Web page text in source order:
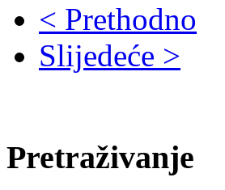
< Prethodno
Slijedeće >
Pretraživanje